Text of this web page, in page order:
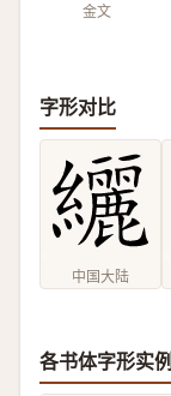
金文
字形对比
中国大陆
各书体字形实例